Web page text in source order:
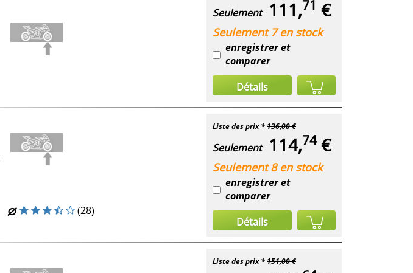
Seulement 111,71 €
Seulement 7 en stock
enregistrer et
comparer
Détails
(28)
Liste des prix *136,00 €
Seulement 114,74€
Seulement 8 en stock
enregistrer et
comparer
Détails
Liste des prix *151,00 €